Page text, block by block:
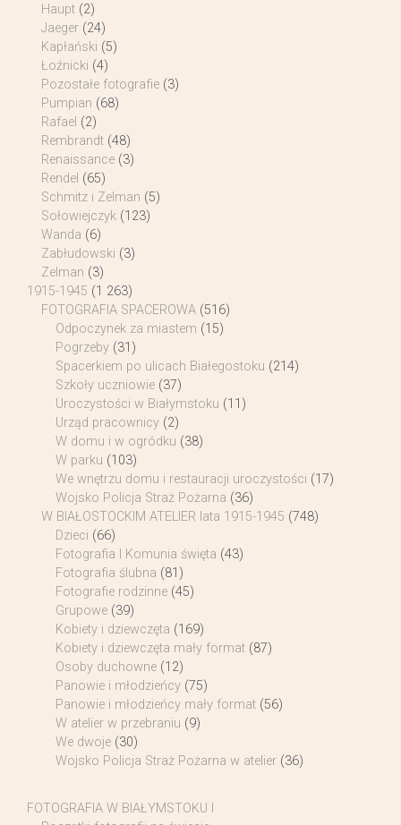
Haupt (2)
Jaeger (24)
Kapłański (5)
Łoźnicki (4)
Pozostałe fotografie (3)
Pumpian (68)
Rafael (2)
Rembrandt (48)
Renaissance (3)
Rendel (65)
Schmitz i Zelman (5)
Sołowiejczyk (123)
Wanda (6)
Zabłudowski (3)
Zelman (3)
1915-1945 (1 263)
FOTOGRAFIA SPACEROWA (516)
Odpoczynek za miastem (15)
Pogrzeby (31)
Spacerkiem po ulicach Białegostoku (214)
Szkoły uczniowie (37)
Uroczystości w Białymstoku (11)
Urząd pracownicy (2)
W domu i w ogródku (38)
W parku (103)
We wnętrzu domu i restauracji uroczystości (17)
Wojsko Policja Straż Pożarna (36)
W BIAŁOSTOCKIM ATELIER lata 1915-1945 (748)
Dzieci (66)
Fotografia I Komunia święta (43)
Fotografia ślubna (81)
Fotografie rodzinne (45)
Grupowe (39)
Kobiety i dziewczęta (169)
Kobiety i dziewczęta mały format (87)
Osoby duchowne (12)
Panowie i młodzieńcy (75)
Panowie i młodzieńcy mały format (56)
W atelier w przebraniu (9)
We dwoje (30)
Wojsko Policja Straż Pożarna w atelier (36)
FOTOGRAFIA W BIAŁYMSTOKU I